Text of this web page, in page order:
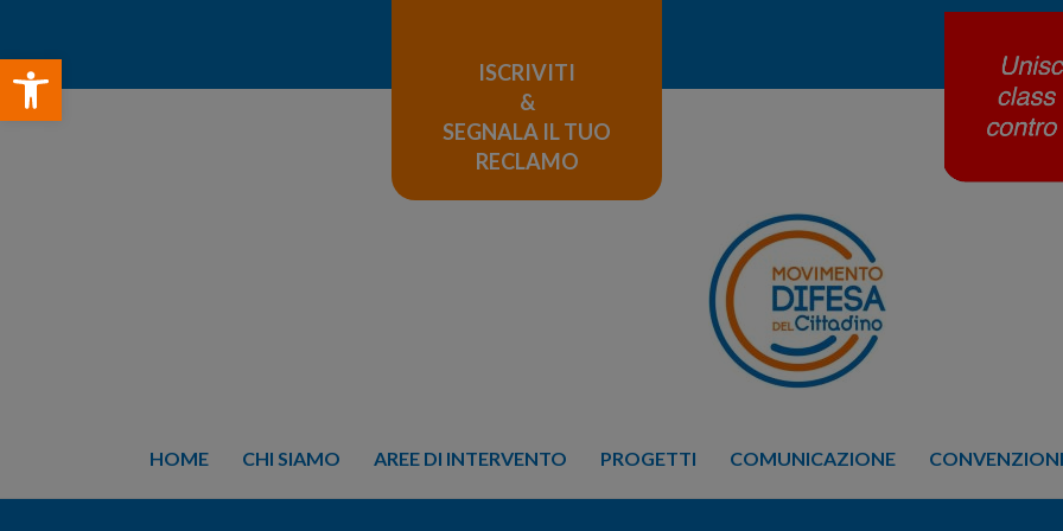
Open toolbar
ISCRIVITI
&
SEGNALA IL TUO
RECLAMO
HOME CHI SIAMO AREE DI INTERVENTO PROGETTI COMUNICAZIONE